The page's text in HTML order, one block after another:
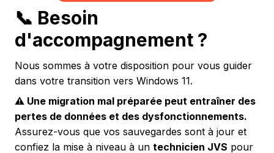
📞 Besoin
d'accompagnement ?
Nous sommes à votre disposition pour vous guider
dans votre transition vers Windows 11.
⚠️ Une migration mal préparée peut entraîner des
pertes de données et des dysfonctionnements.
Assurez-vous que vos sauvegardes sont à jour et
confiez la mise à niveau à un technicien JVS pour